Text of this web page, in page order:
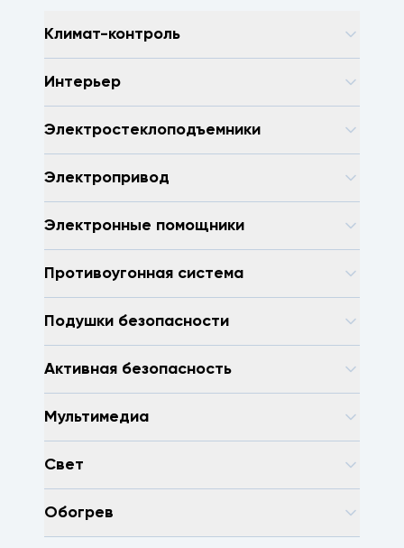
Климат-контроль
Интерьер
Электростеклоподъемники
Электропривод
Электронные помощники
Противоугонная система
Подушки безопасности
Активная безопасность
Мультимедиа
Свет
Обогрев